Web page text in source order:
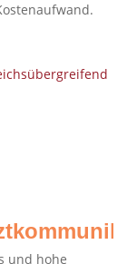
und hohe